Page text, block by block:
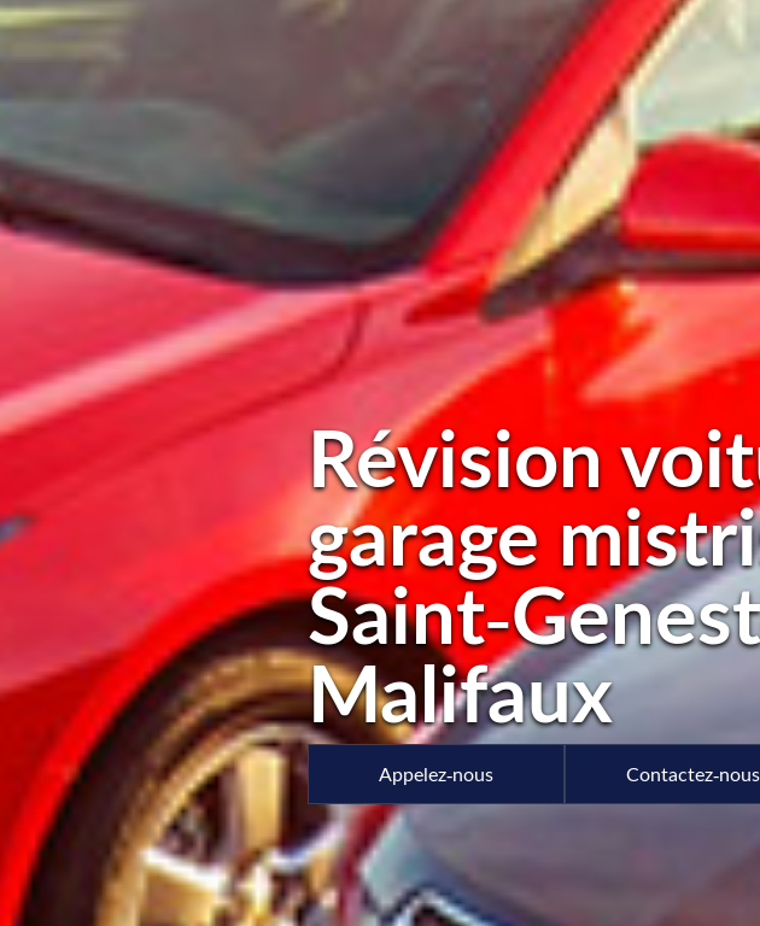
Révision
garage
Saint-
Malifaux
Appelez-nous Contactez-nous